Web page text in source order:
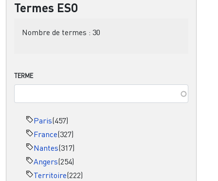
Termes ESO
Nombre de termes : 30
TERME
Paris(457)
France(327)
Nantes(317)
Angers(254)
Territoire(222)